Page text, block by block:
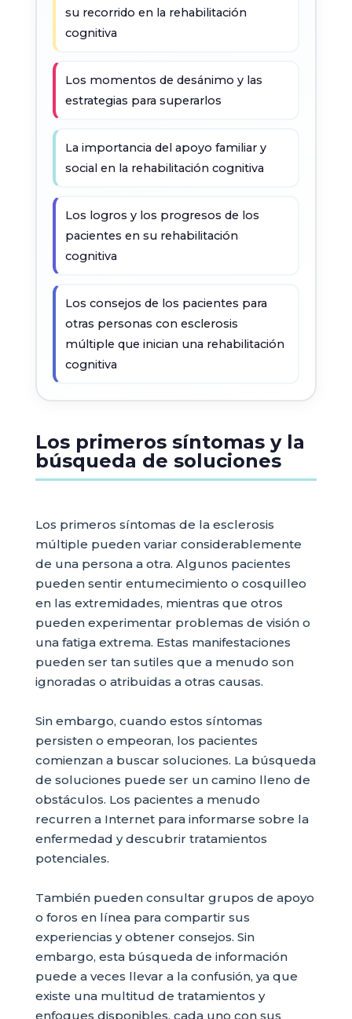
su recorrido en la rehabilitación
cognitiva
Los momentos de desánimo y las
estrategias para superarlos
La importancia del apoyo familiar y
social en la rehabilitación cognitiva
Los logros y los progresos de los
pacientes en su rehabilitación
cognitiva
Los consejos de los pacientes para
otras personas con esclerosis
múltiple que inician una rehabilitación
cognitiva
Los primeros síntomas y la
búsqueda de soluciones
Los primeros síntomas de la esclerosis
múltiple pueden variar considerablemente
de una persona a otra. Algunos pacientes
pueden sentir entumecimiento o cosquilleo
en las extremidades, mientras que otros
pueden experimentar problemas de visión o
una fatiga extrema. Estas manifestaciones
pueden ser tan sutiles que a menudo son
ignoradas o atribuidas a otras causas.
Sin embargo, cuando estos síntomas
persisten o empeoran, los pacientes
comienzan a buscar soluciones. La búsqueda
de soluciones puede ser un camino lleno de
obstáculos. Los pacientes a menudo
recurren a Internet para informarse sobre la
enfermedad y descubrir tratamientos
potenciales.
También pueden consultar grupos de apoyo
o foros en línea para compartir sus
experiencias y obtener consejos. Sin
embargo, esta búsqueda de información
puede a veces llevar a la confusión, ya que
existe una multitud de tratamientos y
enfoques disponibles, cada uno con sus